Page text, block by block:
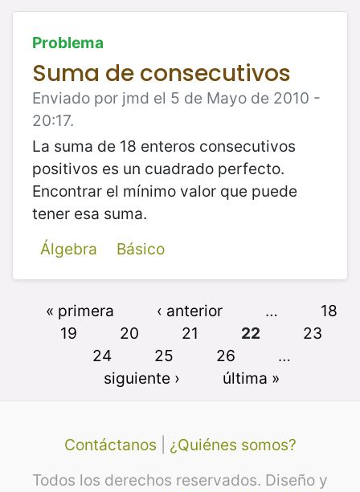
Problema
Suma de consecutivos
Enviado por jmd el 5 de Mayo de 2010 -
20:17.
La suma de 18 enteros consecutivos
positivos es un cuadrado perfecto.
Encontrar el mínimo valor que puede
tener esa suma.
Álgebra
Básico
« primera ‹ anterior …
18
19
20 21 22
23
24
25 26
…
siguiente ›
última »
Contáctanos
¿Quiénes somos?
Todos los derechos reservados. Diseño y